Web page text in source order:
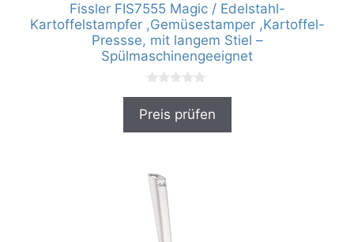
Fissler FIS7555 Magic / Edelstahl-
Kartoffelstampfer ,Gemüsestamper ,Kartoffel-
Pressse, mit langem Stiel –
Spülmaschinengeeignet
0
o
Preis prüfen